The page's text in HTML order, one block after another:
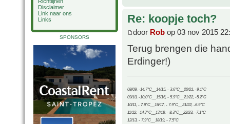
Disclaimer
Link naar ons
Links
SPONSORS
Re: koopje toch?
door Rob op 03 nov 2015
Terug brengen die
Erdinger!)
08/09, -14.7°C__14/15, - 3.6°C__20/21, -9.1°C
09/10, -10.0°C__15/16, - 5.9°C__21/22, -5.2°C
10/11, - 7.9°C__16/17, - 7.9°C__21/22, -6.9°C
11/12, -14.7°C__17/18, - 8.3°C__22/23, -7.1°C
12/13, - 7.9°C__18/19, - 7.5°C